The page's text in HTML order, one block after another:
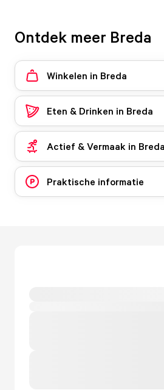
Ontdek meer Breda
Winkelen in Breda
Eten & Drinken in Breda
Actief & Vermaak in Breda
Praktische informatie